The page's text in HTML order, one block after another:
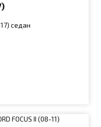
седан